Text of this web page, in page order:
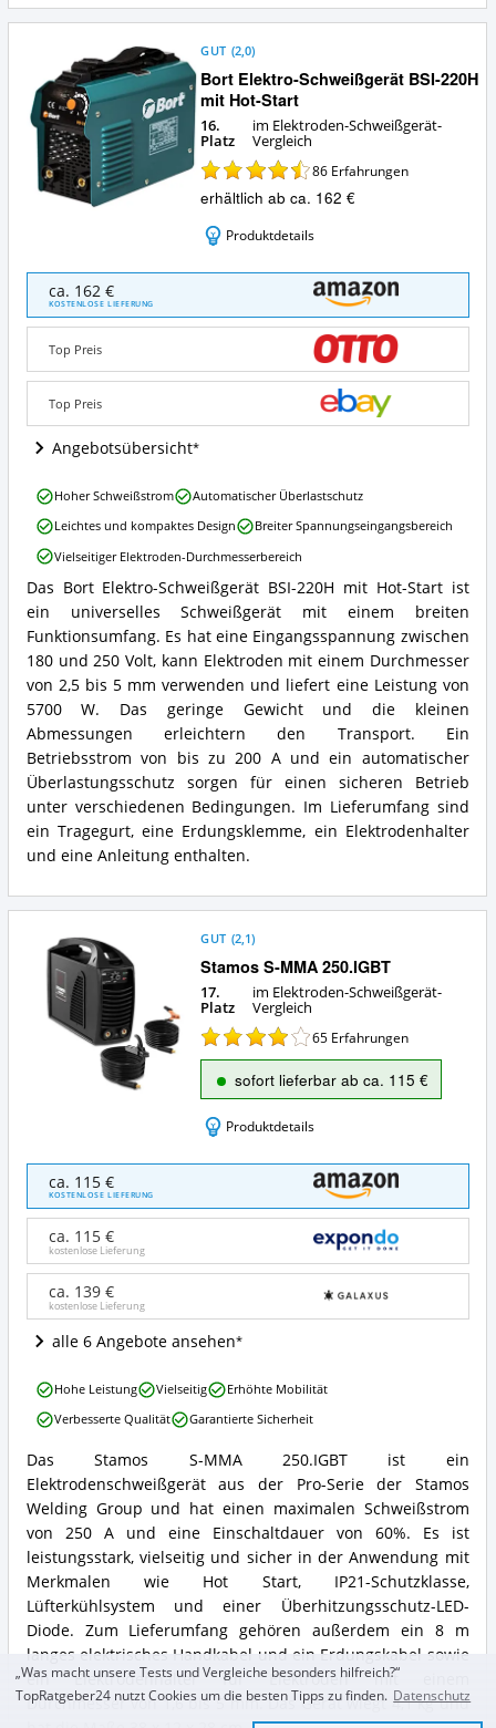
Bort Elektro-Schweißgerät BSI-220H
mit Hot-Start
GUT (2,0)
16.
Platz
im Elektroden-Schweißgerät-
Vergleich
86 Erfahrungen
erhältlich ab ca. 162 €
Produktdetails
Bort
Elektro-
Schweißgerät
BSI-
220H
mit
Hot-
Start
Angebote:
Wo
dieses
Elektroden-
Schweißgerät
erhältlich?
ca. 162 €
KOSTENLOSE LIEFERUNG
Top Preis
Top Preis
Angebotsübersicht
Bort
Elektro-
Schweißgerät
BSI-
220H
mit
Hot-
Start
Zusammenfassung:
Was
bietet
dieses
Elektroden-
Schweißgerät?
Das Bort Elektro-Schweißgerät BSI-220H mit Hot-Start ist
ein universelles Schweißgerät mit einem breiten
Funktionsumfang. Es hat eine Eingangsspannung zwischen
180 und 250 Volt, kann Elektroden mit einem Durchmesser
von 2,5 bis 5 mm verwenden und liefert eine Leistung von
5700 W. Das geringe Gewicht und die kleinen
Abmessungen erleichtern den Transport. Ein
Betriebsstrom von bis zu 200 A und ein automatischer
Überlastungsschutz sorgen für einen sicheren Betrieb
unter verschiedenen Bedingungen. Im Lieferumfang sind
ein Tragegurt, eine Erdungsklemme, ein Elektrodenhalter
und eine Anleitung enthalten.
Bort
Elektro-
Schweißgerät
BSI-
220H
mit
Hot-
Start
Vorteile:
Was
spricht
für
dieses
Elektroden-
Schweißgerät?
Hoher Schweißstrom
Automatischer Überlastschutz
Leichtes und kompaktes Design
Breiter Spannungseingangsbereich
Vielseitiger Elektroden-Durchmesserbereich
Stamos S-MMA 250.IGBT
GUT (2,1)
17.
Platz
im Elektroden-Schweißgerät-
Vergleich
65 Erfahrungen
sofort lieferbar ab ca. 115 €
Produktdetails
Stamos
MMA
250.IGBT
Angebote:
Wo
dieses
Elektroden-
Schweißgerät
ca. 115 €
KOSTENLOSE LIEFERUNG
ca. 115 €
kostenlose Lieferung
ca. 139 €
kostenlose Lieferung
alle 6 Angebote ansehen
Stamos
S-
MMA
250.IGBT
Zusammenfassung:
Was
bietet
dieses
Elektroden-
Schweißgerät?
Das Stamos S-MMA 250.IGBT ist ein
Elektrodenschweißgerät aus der Pro-Serie der Stamos
Welding Group und hat einen maximalen Schweißstrom
von 250 A und eine Einschaltdauer von 60%. Es ist
leistungsstark, vielseitig und sicher in der Anwendung mit
Merkmalen wie Hot Start, IP21-Schutzklasse,
Lüfterkühlsystem und einer Überhitzungsschutz-LED-
Diode. Zum Lieferumfang gehören außerdem ein 8 m
langes elektrisches Handkabel und ein Erdungskabel sowie
ein Elektrodenhalter für Elektroden mit einem
Durchmesser von 1,6 bis 5 mm. Das Gerät wiegt 4,1 kg und
Stamos
MMA
Vorteile:
Was
spricht
für
dieses
Elektroden-
Schweißgerät?
Hohe Leistung Vielseitig
Erhöhte Mobilität
Verbesserte Qualität
Garantierte Sicherheit
„Was macht unsere Tests und Vergleiche besonders hilfreich?“
TopRatgeber24 nutzt Cookies um die besten Tipps zu finden. Datenschutz